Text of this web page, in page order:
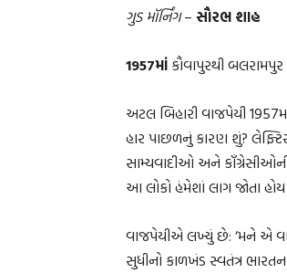
ગુડ મૉર્નિંગ– સૌરભ શાહ
1957માં કૌવાપુરથી
અટલ બિહારી વાજપેયી
હાર પાછળનું કારણ શું?
સામ્યવાદીઓ અને
આ લોકો હંમેશાં લાગ જોતા
વાજપેયીએ લખ્યું છે: ‘મને એ
સુધીનો કાળખંડ સ્વતંત્ર